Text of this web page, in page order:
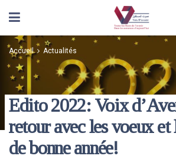
Accueil Actualités
Edito 2022: Voix
retour avec les voeux et
de bonne année!